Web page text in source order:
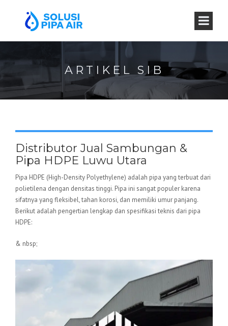
ARTIKEL SIB
Distributor Jual Sambungan &
Pipa HDPE Luwu Utara
Pipa HDPE (High-Density Polyethylene) adalah pipa yang terbuat dari
polietilena dengan densitas tinggi. Pipa ini sangat populer karena
sifatnya yang fleksibel, tahan korosi, dan memiliki umur panjang.
Berikut adalah pengertian lengkap dan spesifikasi teknis dari pipa
HDPE:
& nbsp;